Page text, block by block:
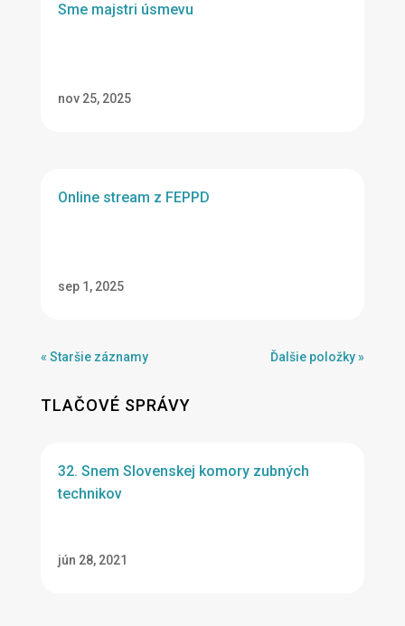
Sme majstri úsmevu
nov 25, 2025
Online stream z FEPPD
sep 1, 2025
« Staršie záznamy Ďalšie položky »
TLAČOVÉ SPRÁVY
32. Snem Slovenskej komory zubných
technikov
jún 28, 2021